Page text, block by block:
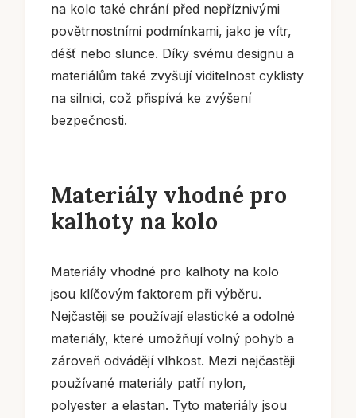
na kolo také chrání před nepříznivými
povětrnostními podmínkami, jako je vítr,
déšť nebo slunce. Díky svému designu a
materiálům také zvyšují viditelnost cyklisty
na silnici, což přispívá ke zvýšení
bezpečnosti.
Materiály vhodné pro
kalhoty na kolo
Materiály vhodné pro kalhoty na kolo
jsou klíčovým faktorem při výběru.
Nejčastěji se používají elastické a odolné
materiály, které umožňují volný pohyb a
zároveň odvádějí vlhkost. Mezi nejčastěji
používané materiály patří nylon,
polyester a elastan. Tyto materiály jsou